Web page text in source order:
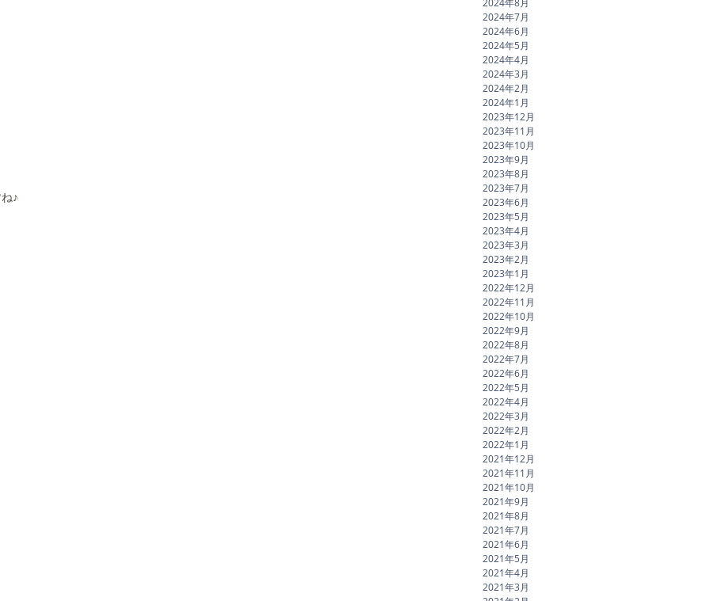
♪
2024年7月
2024年6月
2024年5月
2024年4月
2024年3月
2024年2月
2024年1月
2023年12月
2023年11月
2023年10月
2023年9月
2023年8月
2023年7月
2023年6月
2023年5月
2023年4月
2023年3月
2023年2月
2023年1月
2022年12月
2022年11月
2022年10月
2022年9月
2022年8月
2022年7月
2022年6月
2022年5月
2022年4月
2022年3月
2022年2月
2022年1月
2021年12月
2021年11月
2021年10月
2021年9月
2021年8月
2021年7月
2021年6月
2021年5月
2021年4月
2021年3月